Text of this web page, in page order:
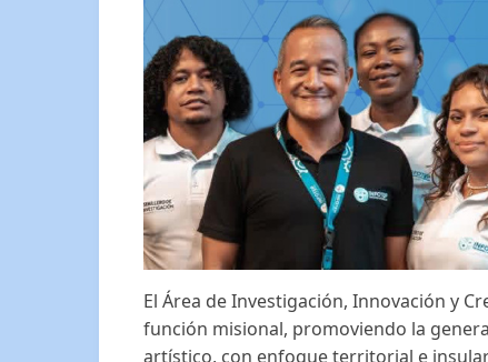
El Área de Investigación, Innovación y
función misional, promoviendo la
artístico, con enfoque territorial e